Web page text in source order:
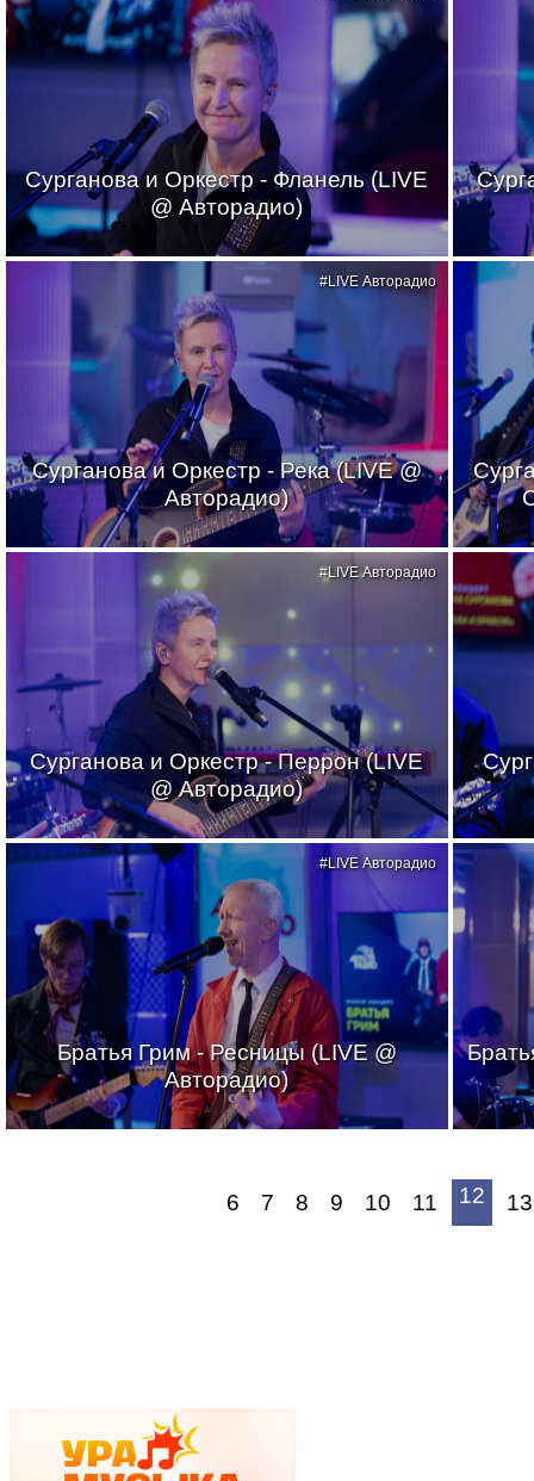
Сурганова и Оркестр - Фланель (LIVE
@ Авторадио)
Сурганова и Оркестр - Река (LIVE @
Авторадио)
#LIVE Авторадио
Сурганова и Оркестр - Перрон (LIVE
@ Авторадио)
#LIVE Авторадио
Братья Грим - Ресницы (LIVE @
Авторадио)
#LIVE Авторадио
6 7 8 9 10 11 12 13